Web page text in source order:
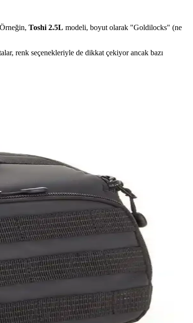
Toshi 2.5L modeli, boyut olarak "Goldilocks" (ne
renk seçenekleriyle de dikkat çekiyor ancak bazı
alternatif modellerle değerlendirilir.
Kullanıcı deneyimleri, Toshi, Bellroy ve Alpaka
bir taşıma çözümü sunuyor.
kriterleri detaylıca inceleniyor.
ihtiyaçlar belirleyicidir.